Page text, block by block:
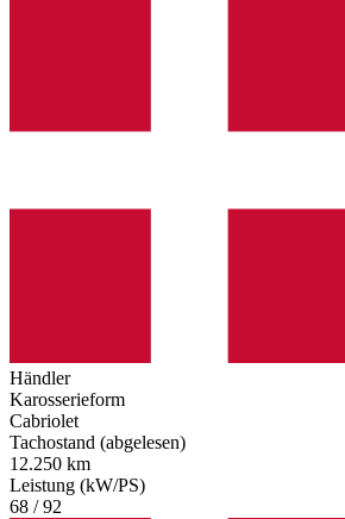
Händler
Karosserieform
Cabriolet
Tachostand (abgelesen)
12.250 km
Leistung (kW/PS)
68 / 92